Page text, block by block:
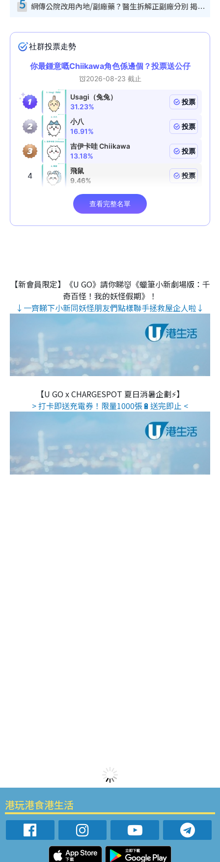
網傳公院改用內地/副廠藥？醫生拆解正副廠分別 揭4類人換藥隨時出事
【新會員限定】《U GO》請你睇👹《蠟筆小新劇場版：千
奇百怪！我的妖怪假期》！
↓一齊睇下小新同妖怪朋友們點樣聯手拯救屋企人啦↓
【U GO x CHARGESPOT 夏日消暑企劃⚡】
> 打卡即送充電券！限量1000張🔋送完即止 <
港玩港食港生活